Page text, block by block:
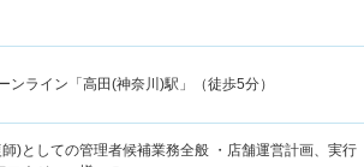
ンライン「高田(神奈川)駅」（徒歩5分）
)としての管理者候補業務全般 ・店舗運営計画、実行